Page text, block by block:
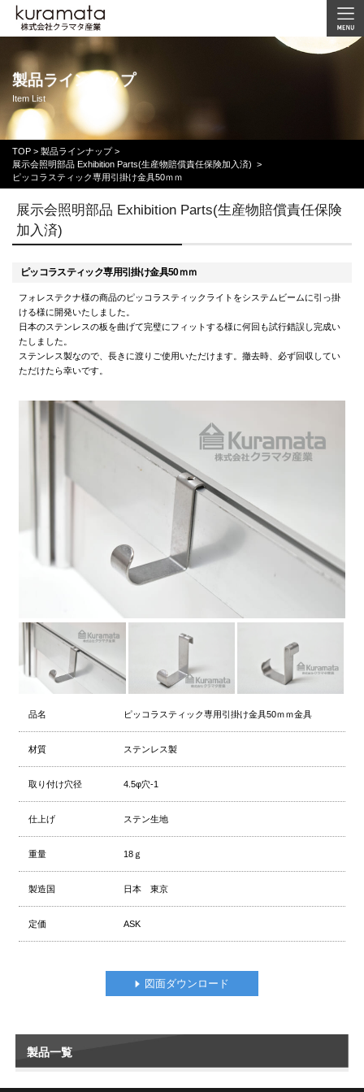
製品ラインナップ
Item List
TOP > 製品ラインナップ >
展示会照明部品 Exhibition Parts(生産物賠償責任保険加入済) >
ピッコラスティック専用引掛け金具50ｍｍ
展示会照明部品 Exhibition Parts(生産物賠償責任保険
加入済)
ピッコラスティック専用引掛け金具50ｍｍ
フォレステクナ様の商品のピッコラスティックライトをシステムビームに引っ掛
ける様に開発いたしました。
日本のステンレスの板を曲げて完璧にフィットする様に何回も試行錯誤し完成い
たしました。
ステンレス製なので、長きに渡りご使用いただけます。撤去時、必ず回収してい
ただけたら幸いです。
品名 ピッコラスティック専用引掛け金具50ｍｍ金具
材質 ステンレス製
取り付け穴径 4.5φ穴-1
仕上げ ステン生地
重量 18ｇ
製造国 日本 東京
定価 ASK
図面ダウンロード
製品一覧